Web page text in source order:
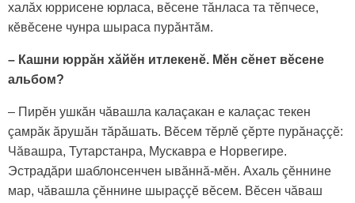
халăх юррисене юрласа, вӗсене тăнласа та тӗпчесе,
кӗвӗсене чунра шыраса пурăнтăм.
– Кашни юррăн хăйӗн итлекенӗ. Мӗн сӗнет вӗсене
альбом?
– Пирӗн ушкăн чăвашла калаçакан е калаçас текен
çамрăк ăрушăн тăрăшать. Вӗсем тӗрлӗ çӗрте пурăнаççӗ:
Чăвашра, Тутарстанра, Мускавра е Норвегире.
Эстрадăри шаблонсенчен ывăннă-мӗн. Ахаль çӗннине
мар, чăвашла çӗннине шырaççӗ вӗсем. Вӗсен чăваш